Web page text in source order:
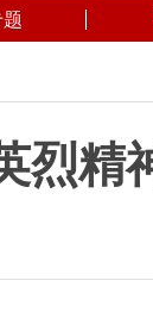
烈